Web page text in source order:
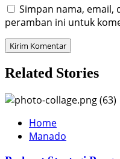
Simpan nama, email,
peramban ini untuk
Related Stories
Home
Manado